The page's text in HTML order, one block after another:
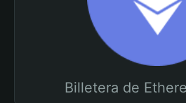
Billetera de